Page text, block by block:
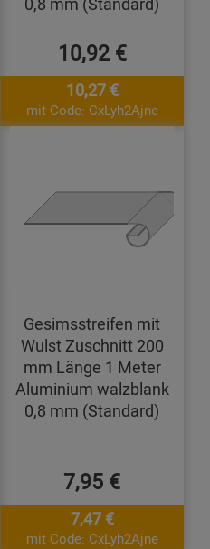
10,92 €
10,27 €
mit Code: CxLyh2Ajne
Gesimsstreifen mit
Wulst Zuschnitt 200
mm Länge 1 Meter
Aluminium walzblank
0,8 mm (Standard)
7,95 €
7,47 €
mit Code: CxLyh2Ajne